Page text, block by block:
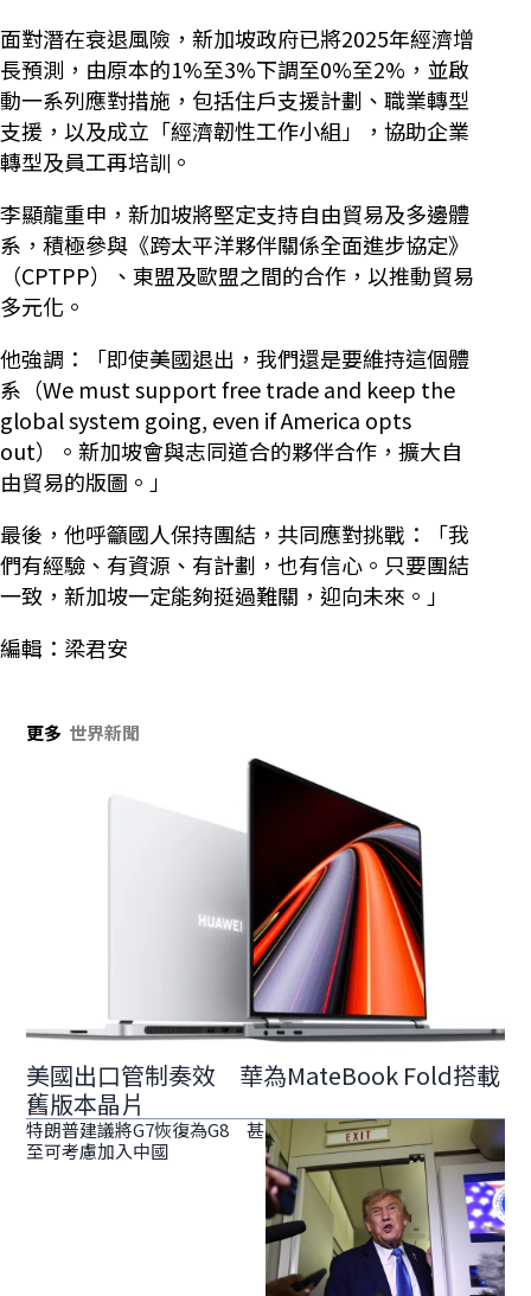
面對潛在衰退風險，新加坡政府已將2025年經濟增
長預測，由原本的1%至3%下調至0%至2%，並啟
動一系列應對措施，包括住戶支援計劃、職業轉型
支援，以及成立「經濟韌性工作小組」，協助企業
轉型及員工再培訓。
李顯龍重申，新加坡將堅定支持自由貿易及多邊體
系，積極參與《跨太平洋夥伴關係全面進步協定》
（CPTPP）、東盟及歐盟之間的合作，以推動貿易
多元化。
他強調：「即使美國退出，我們還是要維持這個體
系（We must support free trade and keep the
global system going, even if America opts
out）。新加坡會與志同道合的夥伴合作，擴大自
由貿易的版圖。」
最後，他呼籲國人保持團結，共同應對挑戰：「我
們有經驗、有資源、有計劃，也有信心。只要團結
一致，新加坡一定能夠挺過難關，迎向未來。」
編輯：梁君安
更多 世界新聞
美國出口管制奏效 華為MateBook Fold搭載
舊版本晶片
特朗普建議將G7恢復為G8 甚
至可考慮加入中國